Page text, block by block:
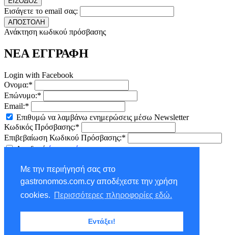
Με την περιήγησή σας στο
gastronomos.com.cy αποδέχεστε την χρήση
cookies. Περισσότερες πληροφορίες εδώ.
Εντάξει!
Εισάγετε το email σας:
ΑΠΟΣΤΟΛΗ
Ανάκτηση κωδικού πρόσβασης
ΝΕΑ ΕΓΓΡΑΦΗ
Login with Facebook
Ονομα:*
Επώνυμο:*
Email:*
Επιθυμώ να λαμβάνω ενημερώσεις μέσω Newsletter
Κωδικός Πρόσβασης:*
Επιβεβαίωση Κωδικού Πρόσβασης:*
Αποδοχήόρων χρήσης
NEWSLETTER - ΕΓΓΡΑΦΗ
Ονομα:*